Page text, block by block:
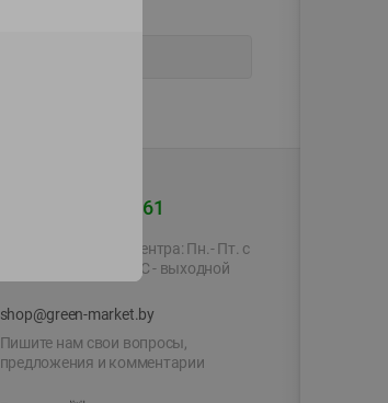
+375 44 560-60-61
Время работы Call-центра: Пн.- Пт. с
09.00 до 17.00, СБ, ВС - выходной
shop@green-market.by
Пишите нам свои вопросы,
предложения и комментарии